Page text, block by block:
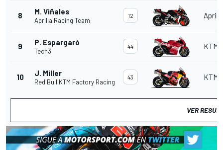
8 M. Viñales
Aprilia Racing Team
12
9 P. Espargaró
Tech3
44 KTM
10 J. Miller
Red Bull KTM Factory Racing
43 KTM
VER